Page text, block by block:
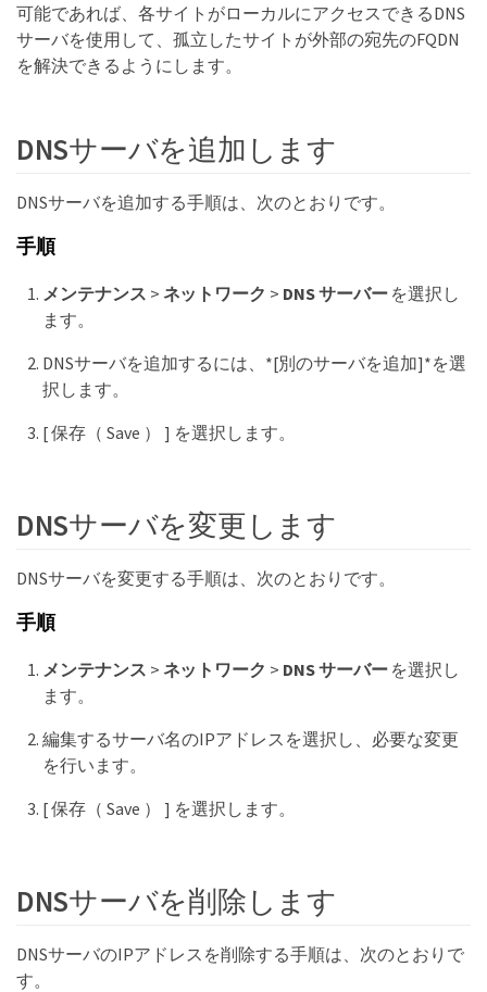
可能であれば、各サイトがローカルにアクセスできるDNS
サーバを使用して、孤立したサイトが外部の宛先のFQDN
を解決できるようにします。
DNSサーバを追加します
DNSサーバを追加する手順は、次のとおりです。
手順
メンテナンス > ネットワーク > DNS サーバーを選択し
ます。
DNSサーバを追加するには、*[別のサーバを追加]*を選
択します。
[ 保存（ Save ） ] を選択します。
DNSサーバを変更します
DNSサーバを変更する手順は、次のとおりです。
手順
メンテナンス > ネットワーク > DNS サーバーを選択し
ます。
編集するサーバ名のIPアドレスを選択し、必要な変更
を行います。
[ 保存（ Save ） ] を選択します。
DNSサーバを削除します
DNSサーバのIPアドレスを削除する手順は、次のとおりで
す。